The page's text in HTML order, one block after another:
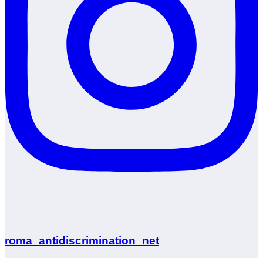
roma_antidiscrimination_net